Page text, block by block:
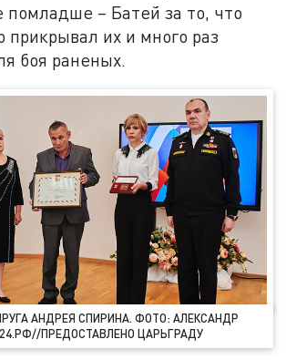
– Батей за то, что
прикрывал их и много раз
боя раненых.
АНДРЕЯ СПИРИНА. ФОТО: АЛЕКСАНДР
ПРЕДОСТАВЛЕНО ЦАРЬГРАДУ